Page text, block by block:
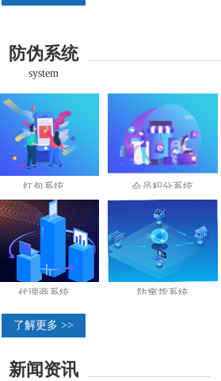
防伪系统
system
红包系统 会员积分系统
代理商系统 防窜货系统
了解更多 >>
新闻资讯